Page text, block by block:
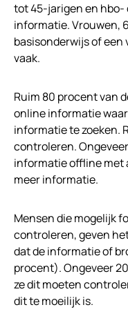
tot 45-jarigen en
informatie. Vrouwen,
basisonderwijs of
vaak.
Ruim 80 procent van
online informatie
informatie te zoeken.
controleren.
informatie offline met
meer informatie.
Mensen die mogelijk
controleren, geven
dat de informatie of
procent). Ongeveer
ze dit moeten
dit te moeilijk is.